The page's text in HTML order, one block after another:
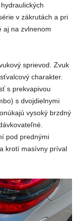
v zákrutách a pri
aj na zvlnenom
sprievod. Zvuk
charakter.
s prekvapivou
s dvojdielnymi
vysoký brzdný
pod prednými
krotí masívny príval